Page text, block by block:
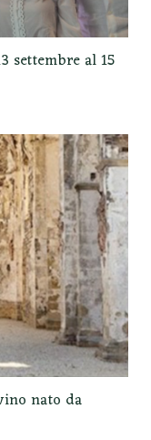
settembre al 15
nato da